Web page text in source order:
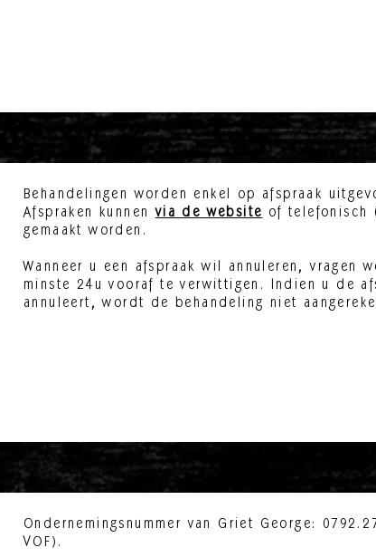
Behandelingen worden enkel op afspraak
Afspraken kunnenvia de website of telefonisch
gemaakt worden.
Wanneer u een afs praak wil annuleren, vragen
minste 24u vooraf te verwittigen. Indien u de
annuleert, wordt de behandeling niet
Ondernemingsnummer van Griet George:
VOF).